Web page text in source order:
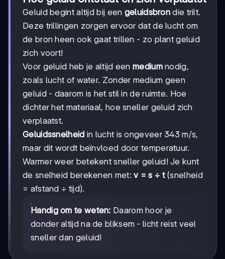
Geluid begint altijd bij een geluidsbron die trilt.
Deze trillingen zorgen ervoor dat de lucht om
de bron heen ook gaat trillen - zo plant geluid
zich voort!
Voor geluid heb je altijd een mediumnodig,
zoals lucht of water. Zonder medium geen
geluid - daarom is het stil in de ruimte. Hoe
dichter het materiaal, hoe sneller geluid zich
verplaatst.
Geluidssnelheid in lucht is ongeveer 343 m/s,
maar dit wordt beïnvloed door temperatuur.
Warmer weer betekent sneller geluid! Je kunt
de snelheid berekenen met:v = s ÷ t(snelheid
= afstand ÷ tijd).
Handig om te weten: Daarom hoor je
donder altijd na de bliksem - licht reist veel
sneller dan geluid!